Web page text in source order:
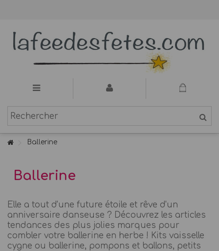
Ballerine
Ballerine
Elle a tout d'une future étoile et rêve d'un
anniversaire danseuse ? Découvrez les articles
tendances des plus jolies marques pour
combler votre ballerine en herbe ! Kits vaisselle
cygne ou ballerine, pompons et ballons, petits